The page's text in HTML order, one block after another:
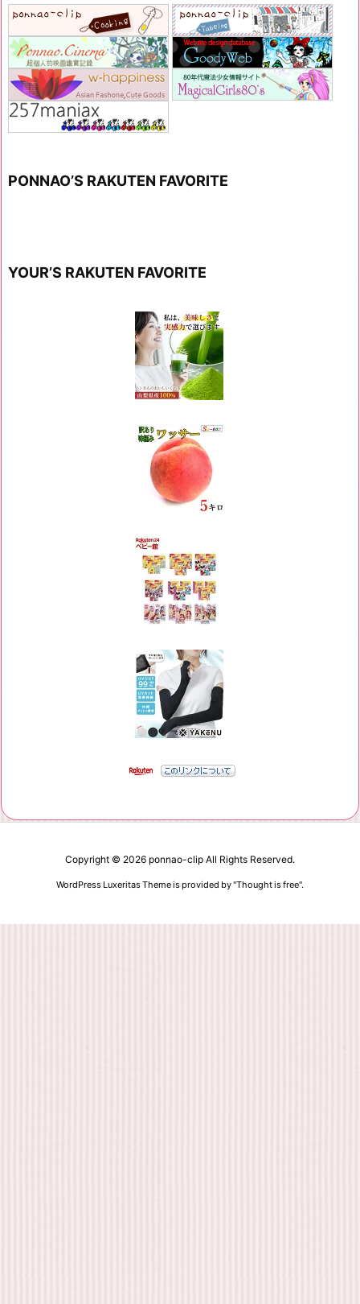
PONNAO’S RAKUTEN FAVORITE
YOUR’S RAKUTEN FAVORITE
Copyright © 2026 ponnao-clip All Rights Reserved.
WordPress Luxeritas Theme is provided by "Thought is free".